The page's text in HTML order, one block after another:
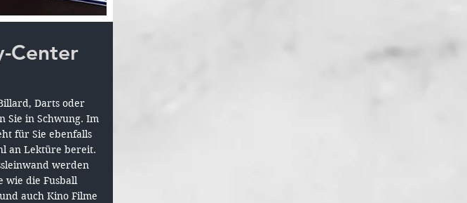
Center
Darts oder
Sie in Schwung. Im
für Sie ebenfalls
an Lektüre bereit.
werden
wie die Fusball
auch Kino Filme